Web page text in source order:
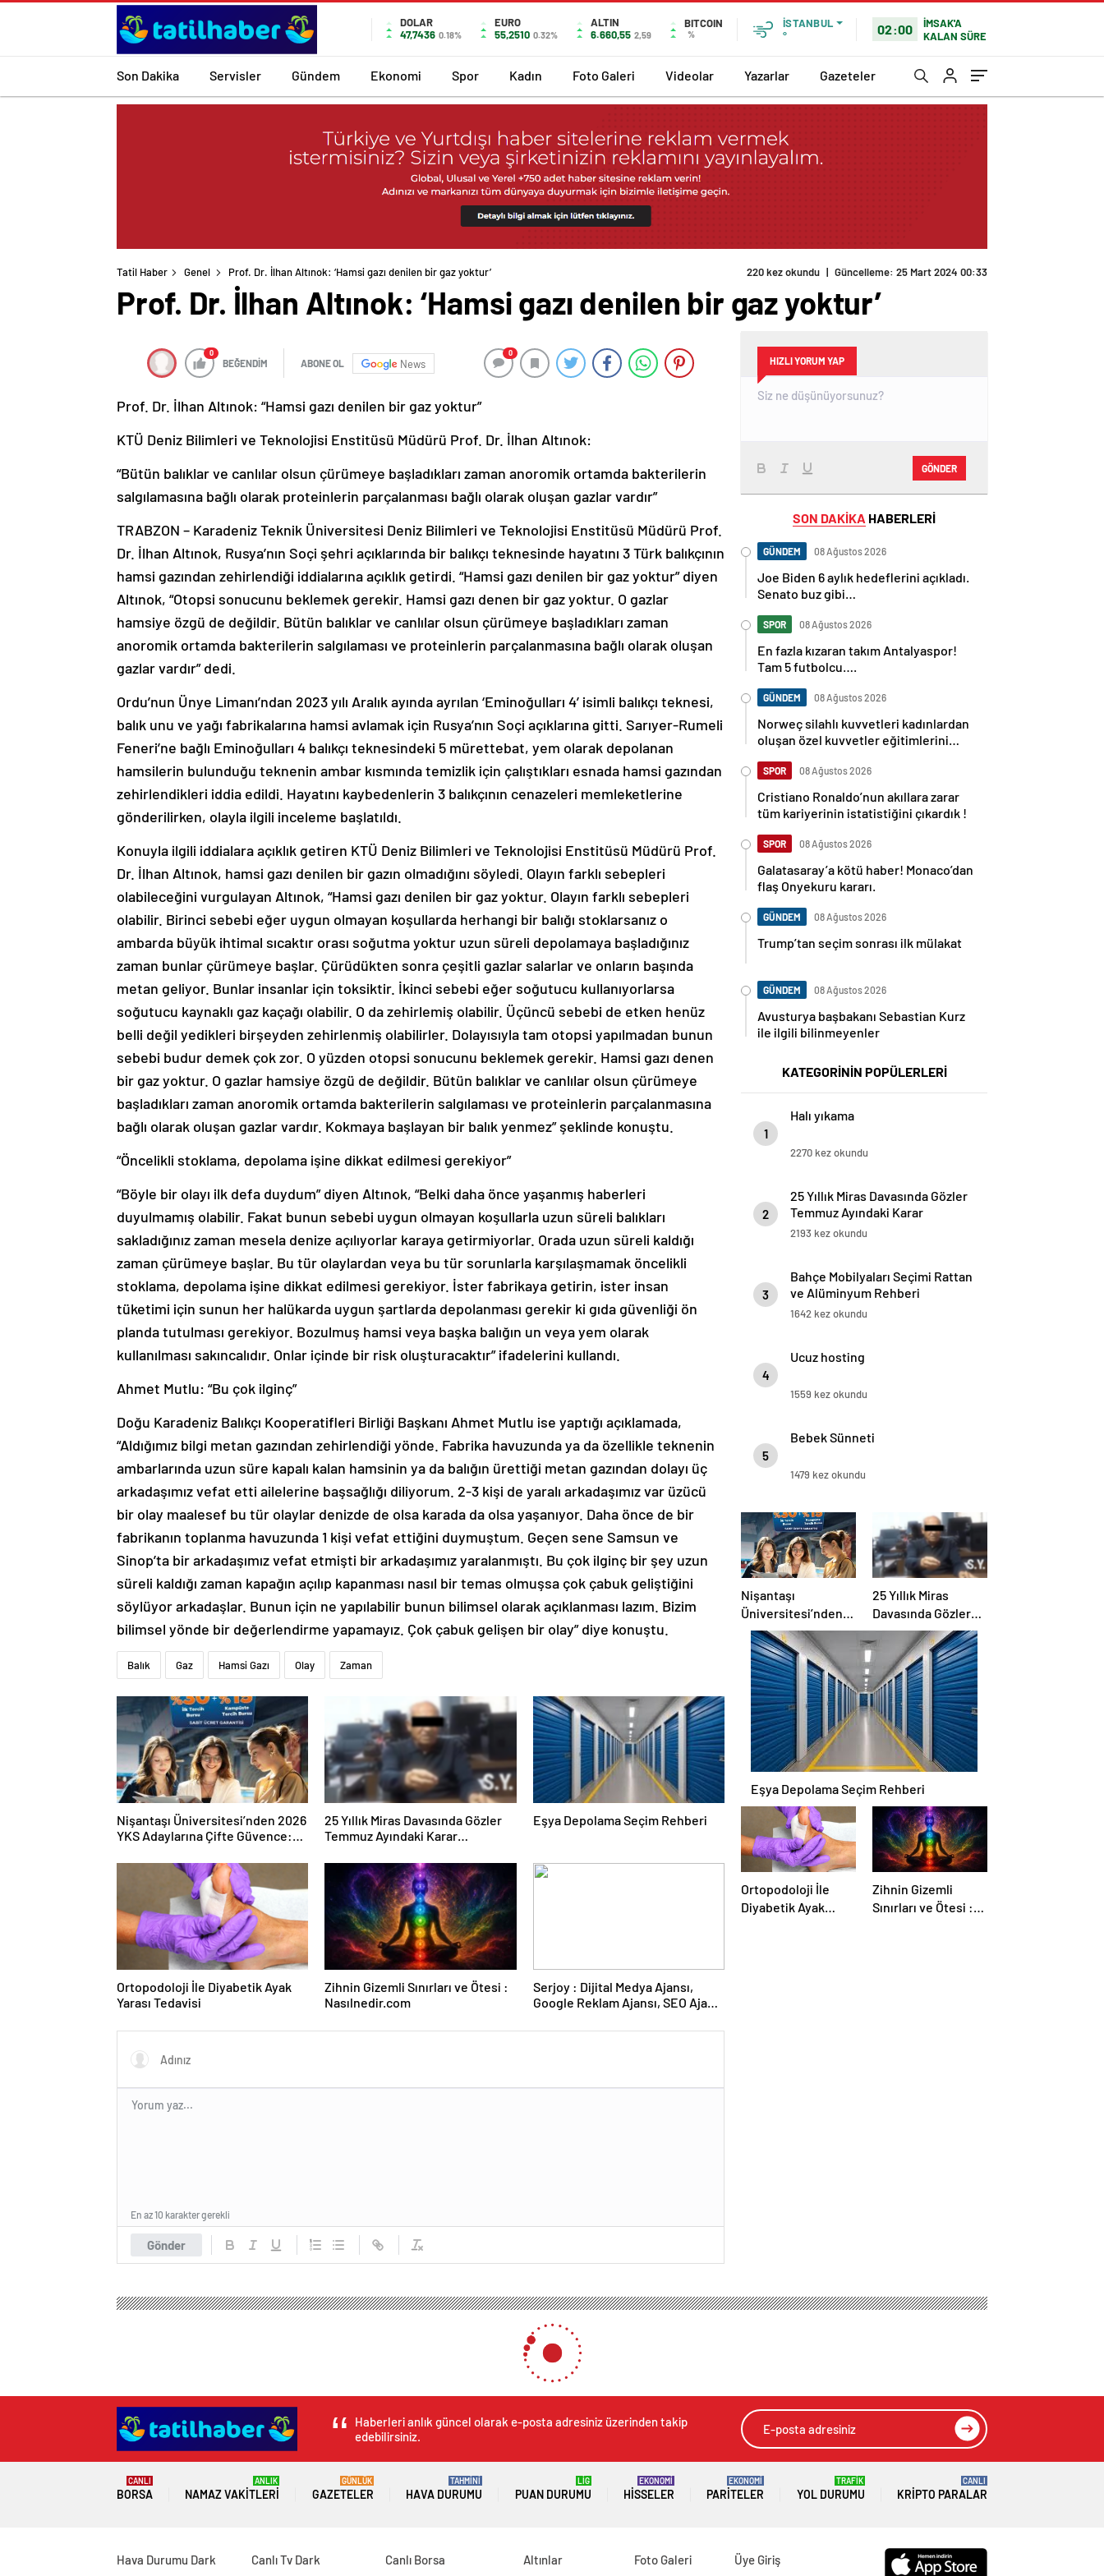
DOLAR
47,7436 0.18%
EURO
55,2510 0.32%
ALTIN
6.660,55 2,59
BITCOIN
%
İSTANBUL
°
02:00
İMSAK'A
KALAN SÜRE
Son Dakika Servisler Gündem Ekonomi Spor Kadın Foto Galeri Videolar Yazarlar Gazeteler
Tatil Haber Genel Prof. Dr. İlhan Altınok: ‘Hamsi gazı denilen bir gaz yoktur’
Prof. Dr. İlhan Altınok: ‘Hamsi gazı denilen bir gaz yoktur’
0
BEĞENDİM ABONE OL News
0
Prof. Dr. İlhan Altınok: “Hamsi gazı denilen bir gaz yoktur”
KTÜ Deniz Bilimleri ve Teknolojisi Enstitüsü Müdürü Prof. Dr. İlhan Altınok:
“Bütün balıklar ve canlılar olsun çürümeye başladıkları zaman anoromik ortamda bakterilerin
salgılamasına bağlı olarak proteinlerin parçalanması bağlı olarak oluşan gazlar vardır”
TRABZON – Karadeniz Teknik Üniversitesi Deniz Bilimleri ve Teknolojisi Enstitüsü Müdürü Prof.
Dr. İlhan Altınok, Rusya’nın Soçi şehri açıklarında bir balıkçı teknesinde hayatını 3 Türk balıkçının
hamsi gazından zehirlendiği iddialarına açıklık getirdi. “Hamsi gazı denilen bir gaz yoktur” diyen
Altınok, “Otopsi sonucunu beklemek gerekir. Hamsi gazı denen bir gaz yoktur. O gazlar
hamsiye özgü de değildir. Bütün balıklar ve canlılar olsun çürümeye başladıkları zaman
anoromik ortamda bakterilerin salgılaması ve proteinlerin parçalanmasına bağlı olarak oluşan
gazlar vardır” dedi.
Ordu’nun Ünye Limanı’ndan 2023 yılı Aralık ayında ayrılan ‘Eminoğulları 4’ isimli balıkçı teknesi,
balık unu ve yağı fabrikalarına hamsi avlamak için Rusya’nın Soçi açıklarına gitti. Sarıyer-Rumeli
Feneri’ne bağlı Eminoğulları 4 balıkçı teknesindeki 5 mürettebat, yem olarak depolanan
hamsilerin bulunduğu teknenin ambar kısmında temizlik için çalıştıkları esnada hamsi gazından
zehirlendikleri iddia edildi. Hayatını kaybedenlerin 3 balıkçının cenazeleri memleketlerine
gönderilirken, olayla ilgili inceleme başlatıldı.
Konuyla ilgili iddialara açıklık getiren KTÜ Deniz Bilimleri ve Teknolojisi Enstitüsü Müdürü Prof.
Dr. İlhan Altınok, hamsi gazı denilen bir gazın olmadığını söyledi. Olayın farklı sebepleri
olabileceğini vurgulayan Altınok, “Hamsi gazı denilen bir gaz yoktur. Olayın farklı sebepleri
olabilir. Birinci sebebi eğer uygun olmayan koşullarda herhangi bir balığı stoklarsanız o
ambarda büyük ihtimal sıcaktır orası soğutma yoktur uzun süreli depolamaya başladığınız
zaman bunlar çürümeye başlar. Çürüdükten sonra çeşitli gazlar salarlar ve onların başında
metan geliyor. Bunlar insanlar için toksiktir. İkinci sebebi eğer soğutucu kullanıyorlarsa
soğutucu kaynaklı gaz kaçağı olabilir. O da zehirlemiş olabilir. Üçüncü sebebi de etken henüz
belli değil yedikleri birşeyden zehirlenmiş olabilirler. Dolayısıyla tam otopsi yapılmadan bunun
sebebi budur demek çok zor. O yüzden otopsi sonucunu beklemek gerekir. Hamsi gazı denen
bir gaz yoktur. O gazlar hamsiye özgü de değildir. Bütün balıklar ve canlılar olsun çürümeye
başladıkları zaman anoromik ortamda bakterilerin salgılaması ve proteinlerin parçalanmasına
bağlı olarak oluşan gazlar vardır. Kokmaya başlayan bir balık yenmez” şeklinde konuştu.
“Öncelikli stoklama, depolama işine dikkat edilmesi gerekiyor”
“Böyle bir olayı ilk defa duydum” diyen Altınok, “Belki daha önce yaşanmış haberleri
duyulmamış olabilir. Fakat bunun sebebi uygun olmayan koşullarla uzun süreli balıkları
sakladığınız zaman mesela denize açılıyorlar karaya getirmiyorlar. Orada uzun süreli kaldığı
zaman çürümeye başlar. Bu tür olaylardan veya bu tür sorunlarla karşılaşmamak öncelikli
stoklama, depolama işine dikkat edilmesi gerekiyor. İster fabrikaya getirin, ister insan
tüketimi için sunun her halükarda uygun şartlarda depolanması gerekir ki gıda güvenliği ön
planda tutulması gerekiyor. Bozulmuş hamsi veya başka balığın un veya yem olarak
kullanılması sakıncalıdır. Onlar içinde bir risk oluşturacaktır” ifadelerini kullandı.
Ahmet Mutlu: “Bu çok ilginç”
Doğu Karadeniz Balıkçı Kooperatifleri Birliği Başkanı Ahmet Mutlu ise yaptığı açıklamada,
“Aldığımız bilgi metan gazından zehirlendiği yönde. Fabrika havuzunda ya da özellikle teknenin
ambarlarında uzun süre kapalı kalan hamsinin ya da balığın ürettiği metan gazından dolayı üç
arkadaşımız vefat etti ailelerine başsağlığı diliyorum. 2-3 kişi de yaralı arkadaşımız var üzücü
bir olay maalesef bu tür olaylar denizde de olsa karada da olsa yaşanıyor. Daha önce de bir
fabrikanın toplanma havuzunda 1 kişi vefat ettiğini duymuştum. Geçen sene Samsun ve
Sinop’ta bir arkadaşımız vefat etmişti bir arkadaşımız yaralanmıştı. Bu çok ilginç bir şey uzun
süreli kaldığı zaman kapağın açılıp kapanması nasıl bir temas olmuşsa çok çabuk geliştiğini
söylüyor arkadaşlar. Bunun için ne yapılabilir bunun bilimsel olarak açıklanması lazım. Bizim
bilimsel yönde bir değerlendirme yapamayız. Çok çabuk gelişen bir olay” diye konuştu.
Balık Gaz Hamsi Gazı Olay Zaman
Nişantaşı Üniversitesi’nden 2026
YKS Adaylarına Çifte Güvence:
25 Yıllık Miras Davasında Gözler
Temmuz Ayındaki Karar
Eşya Depolama Seçim Rehberi
Ortopodoloji İle Diyabetik Ayak
Yarası Tedavisi
Zihnin Gizemli Sınırları ve Ötesi :
Nasılnedir.com
Serjoy : Dijital Medya Ajansı,
Google Reklam Ajansı, SEO Ajansı
Gönder
En az 10 karakter gerekli
HIZLI YORUM YAP
GÖNDER
SON DAKİKA HABERLERİ
GÜNDEM 08 Ağustos 2026
Joe Biden 6 aylık hedeflerini açıkladı.
Senato buz gibi…
SPOR 08 Ağustos 2026
En fazla kızaran takım Antalyaspor!
Tam 5 futbolcu….
GÜNDEM 08 Ağustos 2026
Norweç silahlı kuvvetleri kadınlardan
oluşan özel kuvvetler eğitimlerini
SPOR 08 Ağustos 2026
Cristiano Ronaldo’nun akıllara zarar
tüm kariyerinin istatistiğini çıkardık !
SPOR 08 Ağustos 2026
Galatasaray’a kötü haber! Monaco’dan
flaş Onyekuru kararı.
GÜNDEM 08 Ağustos 2026
Trump’tan seçim sonrası ilk mülakat
GÜNDEM 08 Ağustos 2026
Avusturya başbakanı Sebastian Kurz
ile ilgili bilinmeyenler
KATEGORİNİN POPÜLERLERİ
1
Halı yıkama
2270 kez okundu
2
25 Yıllık Miras Davasında Gözler
Temmuz Ayındaki Karar
Duruşmasına Çevrildi
2193 kez okundu
3
Bahçe Mobilyaları Seçimi Rattan
ve Alüminyum Rehberi
1642 kez okundu
4
Ucuz hosting
1559 kez okundu
5
Bebek Sünneti
1479 kez okundu
Nişantaşı
Üniversitesi’nden
2026 YKS
Adaylarına Çifte
Güvence: Sabit
Ücret ve Kesintisiz
Burs
25 Yıllık Miras
Davasında Gözler
Temmuz Ayındaki
Karar Duruşmasına
Çevrildi
Eşya Depolama Seçim Rehberi
Ortopodoloji İle
Diyabetik Ayak
Zihnin Gizemli
Sınırları ve Ötesi :
Kahramanmaraş merkezli depremlerden etkilenen Aslı öğretmen, protez bacağıyla yeniden yürümeye başladı
Kahramanmaraş merkezli depremlerden etkilenen Aslı
öğretmen, protez bacağıyla yeniden yürümeye başladı
GÖNDER